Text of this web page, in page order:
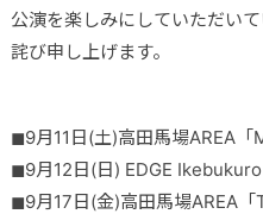
公演を楽しみにしていただい
詫び申し上げます。
◼︎9月11日(土)高田馬場AREA
◼︎9月12日(日) EDGE
◼︎9月17日(金)高田馬場AREA